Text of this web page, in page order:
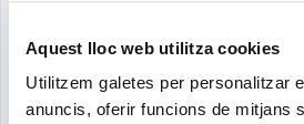
Aquest lloc web utilitza cookies
Utilitzem galetes per personalitzar
anuncis, oferir funcions de mitjans
En 2025, el disseny en grid
però no com un dogma, sinó com